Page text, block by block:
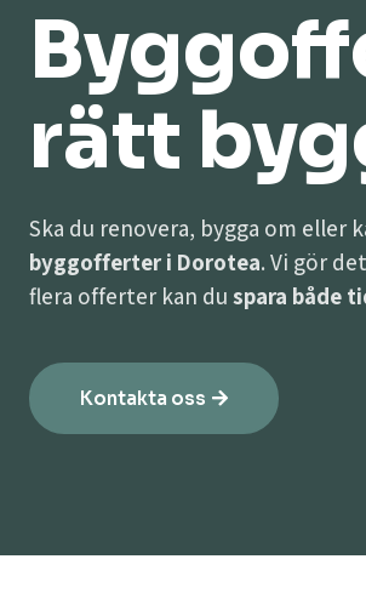
rätt
Ska du renovera, bygga om
byggofferter i Dorotea. Vi gör
flera offerter kan du spara både
Kontakta oss